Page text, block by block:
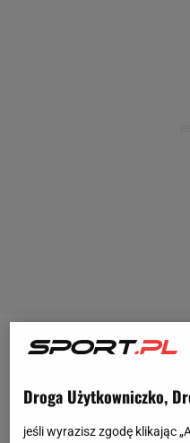
"Sprawa Polaka wydaje
tylko w dwóch
obniży żądania
Droga Użytkowniczko,
jeśli wyrazisz zgodę klikając